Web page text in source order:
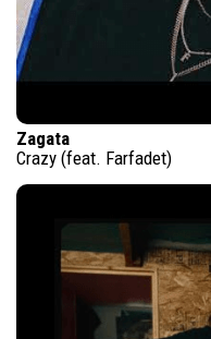
Zagata
Crazy (feat. Farfadet)